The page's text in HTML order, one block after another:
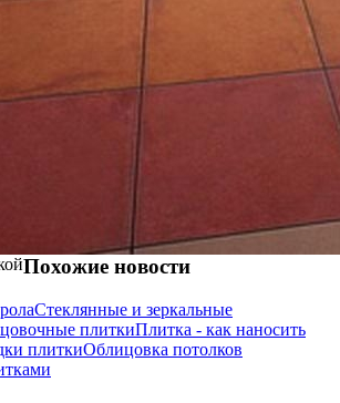
Похожие новости
Стеклянные и зеркальные
плиткиПлитка - как наносить
плиткиОблицовка потолков